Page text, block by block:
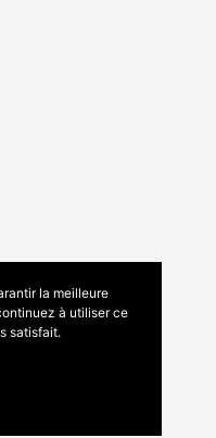
la meilleure
à utiliser ce
satisfait.